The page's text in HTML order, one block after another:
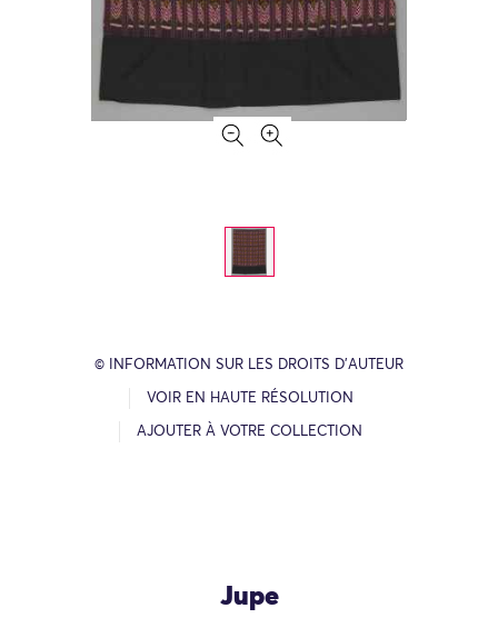
© INFORMATION SUR LES DROITS D’AUTEUR
VOIR EN HAUTE RÉSOLUTION
AJOUTER À VOTRE COLLECTION
Jupe